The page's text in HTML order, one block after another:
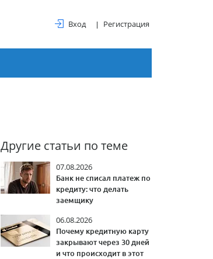
Вход Регистрация
Другие статьи по теме
07.08.2026
Банк не списал платеж по
кредиту: что делать
заемщику
06.08.2026
Почему кредитную карту
закрывают через 30 дней
и что происходит в этот